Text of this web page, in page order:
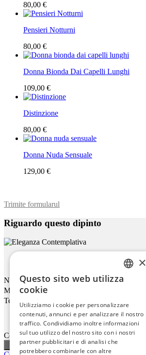
80,00 €
Pensieri Notturni
80,00 €
Donna Bionda Dai Capelli Lunghi
109,00 €
Distinzione
80,00 €
Donna Nuda Sensuale
129,00 €
Trimite formularul
Riguardo questo dipinto
Eleganza Contemplativa
Nome
Mail
Telefono
Commenti o domande
GERMAN
FRENCH
×
Questo sito web utilizza
cookie
Utilizziamo i cookie per personalizzare
contenuti, annunci e per analizzare il nostro
traffico. Condividiamo inoltre informazioni
sul tuo utilizzo del nostro sito con i nostri
partner pubblicitari e di analisi che
potrebbero combinarle con altre